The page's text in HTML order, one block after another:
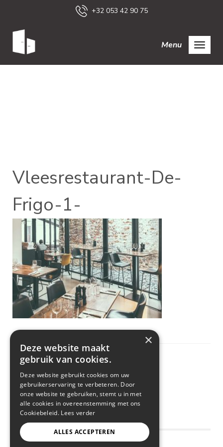
+32 053 42 90 75
Menu
Vleesrestaurant-De-
Frigo-1-
×
Deze website maakt
gebruik van cookies.
Deze website gebruikt cookies om uw
gebruikerservaring te verbeteren. Door
onze website te gebruiken, stemt u in met
alle cookies in overeenstemming met ons
Cookiebeleid. Lees verder
ALLES ACCEPTEREN